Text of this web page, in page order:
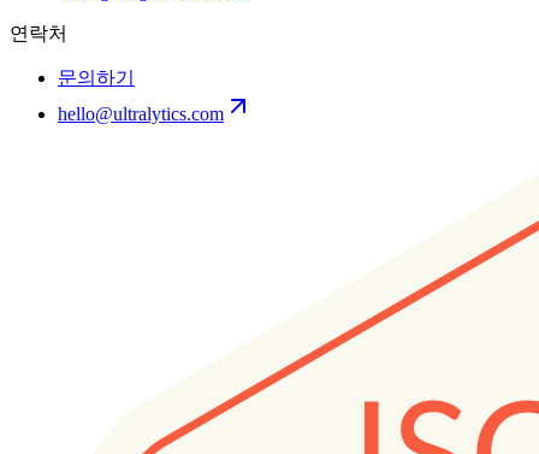
연락처
문의하기
hello@ultralytics.com